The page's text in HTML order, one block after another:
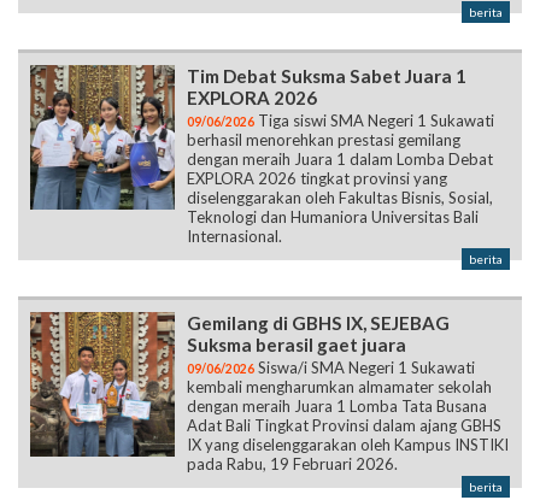
berita
Tim Debat Suksma Sabet Juara 1
EXPLORA 2026
09/06/2026 Tiga siswi SMA Negeri 1 Sukawati
berhasil menorehkan prestasi gemilang
dengan meraih Juara 1 dalam Lomba Debat
EXPLORA 2026 tingkat provinsi yang
diselenggarakan oleh Fakultas Bisnis, Sosial,
Teknologi dan Humaniora Universitas Bali
Internasional.
berita
Gemilang di GBHS IX, SEJEBAG
Suksma berasil gaet juara
09/06/2026 Siswa/i SMA Negeri 1 Sukawati
kembali mengharumkan almamater sekolah
dengan meraih Juara 1 Lomba Tata Busana
Adat Bali Tingkat Provinsi dalam ajang GBHS
IX yang diselenggarakan oleh Kampus INSTIKI
pada Rabu, 19 Februari 2026.
berita